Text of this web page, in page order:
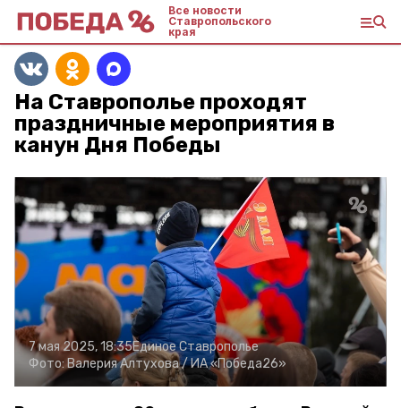
Все новости
Ставропольского
края
На Ставрополье проходят
праздничные мероприятия в
канун Дня Победы
7 мая 2025, 18:35Единое Ставрополье
Фото: Валерия Алтухова /ИА «Победа26»